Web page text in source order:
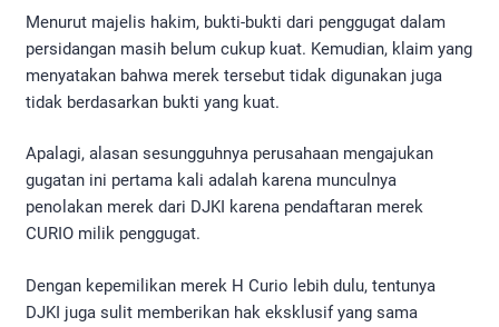
Menurut majelis hakim, bukti-bukti dari penggugat dalam
persidangan masih belum cukup kuat. Kemudian, klaim yang
menyatakan bahwa merek tersebut tidak digunakan juga
tidak berdasarkan bukti yang kuat.
Apalagi, alasan sesungguhnya perusahaan mengajukan
gugatan ini pertama kali adalah karena munculnya
penolakan merek dari DJKI karena pendaftaran merek
CURIO milik penggugat.
Dengan kepemilikan merek H Curio lebih dulu, tentunya
DJKI juga sulit memberikan hak eksklusif yang sama